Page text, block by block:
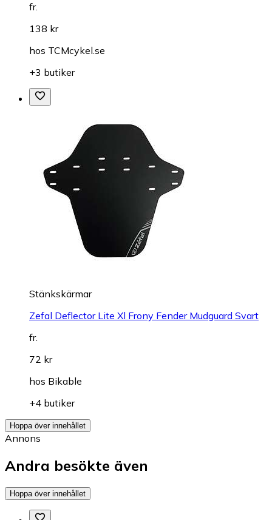
fr.
138 kr
hos TCMcykel.se
+3 butiker
Stänkskärmar
Zefal Deflector Lite Xl Frony Fender Mudguard Svart
fr.
72 kr
hos Bikable
+4 butiker
Hoppa över innehållet
Annons
Andra besökte även
Hoppa över innehållet